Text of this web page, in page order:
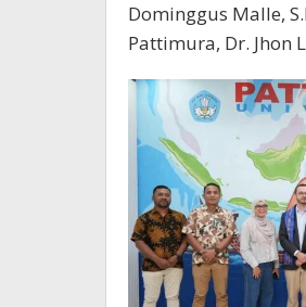
Dominggus Malle,
Pattimura, Dr. Jhon